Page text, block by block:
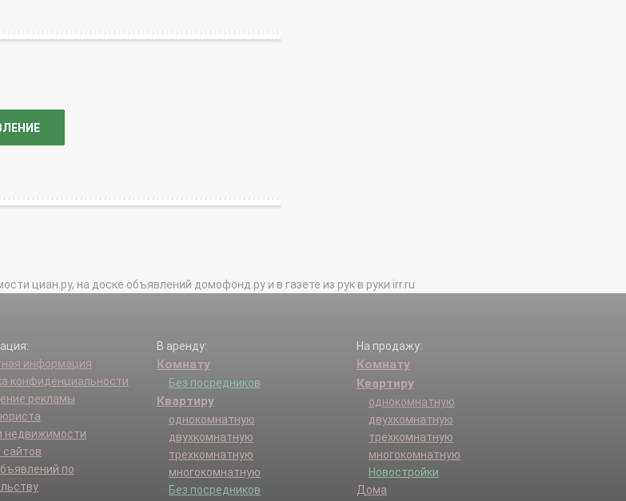
циан.ру, на доске объявлений домофонд.ру и в газете из рук в руки irr.ru
информация
конфиденциальности
рекламы
недвижимости
сайтов
по
В аренду:
Комнату
Без посредников
Квартиру
однокомнатную
двухкомнатную
трехкомнатную
многокомнатную
Без посредников
На продажу:
Комнату
Квартиру
однокомнатную
двухкомнатную
трехкомнатную
многокомнатную
Новостройки
Дома